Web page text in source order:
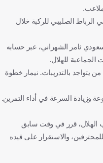
الرباط الصليبي للركبة خلال
ثامر الشهراني، عبر حسابه
الجماعية للهلال.
يتواجد بالتدريبات. نيمار خطوة
وزيادة السرعة في أداء التمرين.
الهلال، قرر في وقت سابق
والاستقرار على قيده